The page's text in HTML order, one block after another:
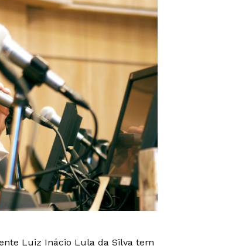
Luiz Inácio Lula da Silva tem